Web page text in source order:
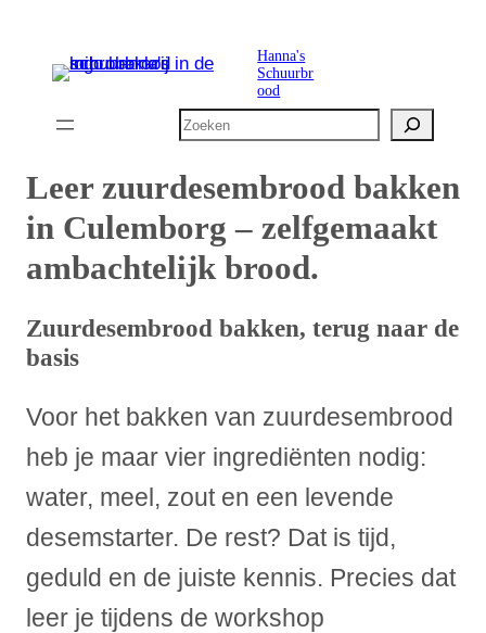
Hanna's
Schuurbr
ood
Zoeken
Leer zuurdesembrood bakken
in Culemborg – zelfgemaakt
ambachtelijk brood.
Zuurdesembrood bakken, terug naar de
basis
Voor het bakken van zuurdesembrood
heb je maar vier ingrediënten nodig:
water, meel, zout en een levende
desemstarter. De rest? Dat is tijd,
geduld en de juiste kennis. Precies dat
leer je tijdens de workshop